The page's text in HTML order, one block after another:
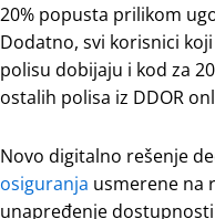
20% popusta prilikom
Dodatno, svi korisnici
polisu dobijaju i kod za
ostalih polisa iz DDOR
Novo digitalno rešenje
osiguranja usmerene na
unapređenje